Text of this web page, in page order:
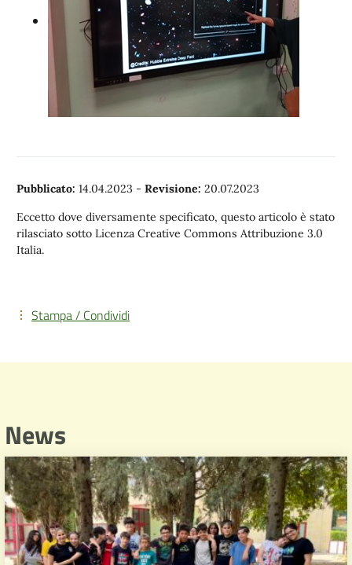
Pubblicato: 14.04.2023 - Revisione: 20.07.2023
Eccetto dove diversamente specificato, questo articolo è stato
rilasciato sotto Licenza Creative Commons Attribuzione 3.0
Italia.
Stampa / Condividi
News